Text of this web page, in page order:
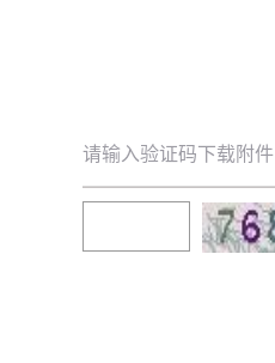
请输入验证码下载附件